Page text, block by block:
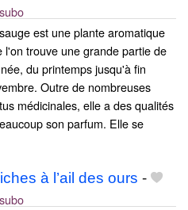
est une plante aromatique
l'on trouve une grande partie de
du printemps jusqu'à fin
Outre de nombreuses
médicinales, elle a des qualités
son parfum. Elle se
à l’ail des ours -